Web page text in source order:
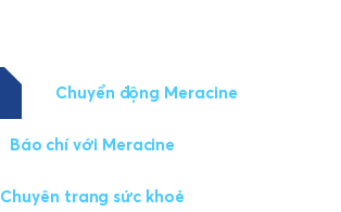
Chuyển động Meracine
Báo chí với Meracine
Chuyên trang sức khoẻ